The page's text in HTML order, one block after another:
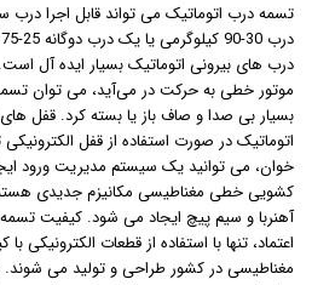
تسمه درب اتوماتیک می تواند قابل اجرا
درب های بیرونی اتوماتیک بسیار ایده آل
موتور خطی به حرکت در می‌آید، می‌ توان
بسیار بی صدا و صاف باز یا بسته کرد. قفل
اتوماتیک در صورت استفاده از قفل
خوان، می توانید یک سیستم مدیریت ورود
کشویی خطی مغناطیسی مکانیزم جدیدی هستند
آهنربا و سیم پیچ ایجاد می شود. کیفیت تسمه
اعتماد، تنها با استفاده از قطعات الکترونیکی
مغناطیسی در کشور طراحی و تولید می